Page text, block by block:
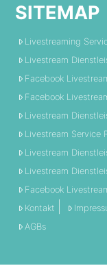
SITEMAP
Livestreaming
Livestream
Facebook
Facebook
Livestream
Livestream Service
Livestream
Livestream
Facebook
Kontakt
AGBs